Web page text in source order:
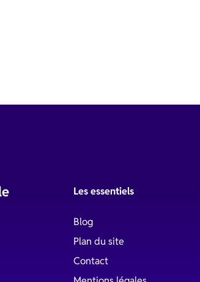
Les essentiels
Blog
Plan du site
Contact